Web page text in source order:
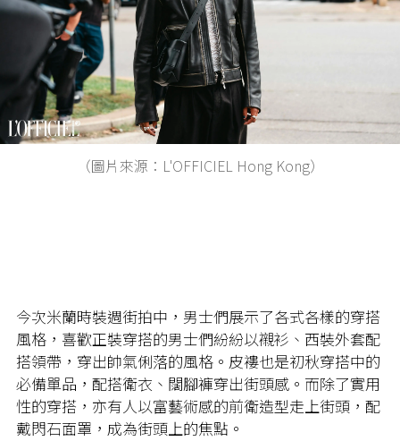
（圖片來源：L'OFFICIEL Hong Kong）
今次米蘭時裝週街拍中，男士們展示了各式各樣的穿搭
風格，喜歡正裝穿搭的男士們紛紛以襯衫、西裝外套配
搭領帶，穿出帥氣俐落的風格。皮褸也是初秋穿搭中的
必備單品，配搭衛衣、闊腳褲穿出街頭感。而除了實用
性的穿搭，亦有人以富藝術感的前衛造型走上街頭，配
戴閃石面罩，成為街頭上的焦點。